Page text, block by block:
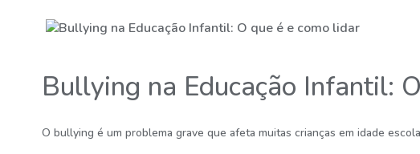
Bullying na Educação Infantil:
O bullying é um problema grave que afeta muitas crianças em idade